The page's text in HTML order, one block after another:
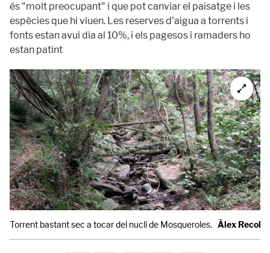
és "molt preocupant" i que pot canviar el paisatge i les
espècies que hi viuen. Les reserves d'aigua a torrents i
fonts estan avui dia al 10%, i els pagesos i ramaders ho
estan patint
Torrent bastant sec a tocar del nucli de Mosqueroles. Àlex